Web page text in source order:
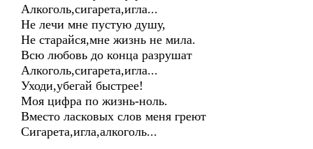
Алкоголь,сигарета,игла...
Не лечи мне пустую душу,
Не старайся,мне жизнь не мила.
Всю любовь до конца разрушат
Алкоголь,сигарета,игла...
Уходи,убегай быстрее!
Моя цифра по жизнь-ноль.
Вместо ласковых слов меня греют
Сигарета,игла,алкоголь...